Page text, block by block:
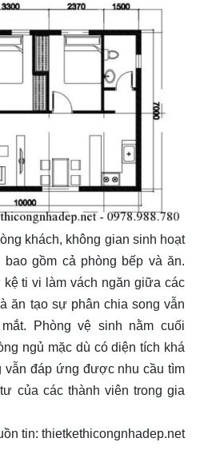
khách, không gian sinh hoạt
gồm cả phòng bếp và ăn.
ti vi làm vách ngăn giữa các
ăn tạo sự phân chia song vẫn
Phòng vệ sinh nằm cuối
ngủ mặc dù có diện tích khá
vẫn đáp ứng được nhu cầu tìm
của các thành viên trong gia
tin: thietkethicongnhadep.net